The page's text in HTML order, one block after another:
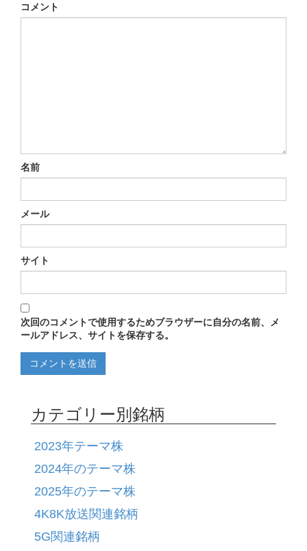
コメント
名前
メール
サイト
次回のコメントで使用するためブラウザーに自分の名前、メ
ールアドレス、サイトを保存する。
カテゴリー別銘柄
2023年テーマ株
2024年のテーマ株
2025年のテーマ株
4K8K放送関連銘柄
5G関連銘柄